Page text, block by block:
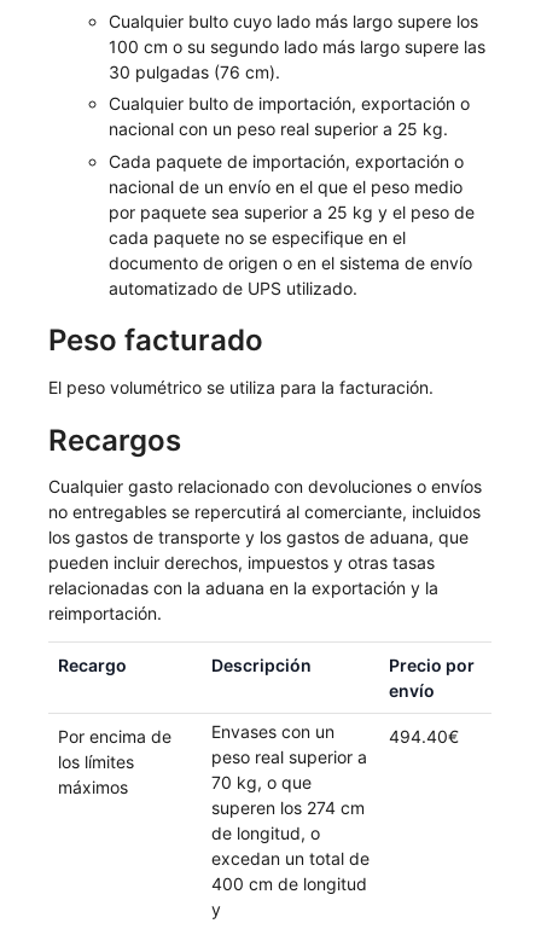
Cualquier bulto cuyo lado más largo supere los
100 cm o su segundo lado más largo supere las
30 pulgadas (76 cm).
Cualquier bulto de importación, exportación o
nacional con un peso real superior a 25 kg.
Cada paquete de importación, exportación o
nacional de un envío en el que el peso medio
por paquete sea superior a 25 kg y el peso de
cada paquete no se especifique en el
documento de origen o en el sistema de envío
automatizado de UPS utilizado.
Peso facturado
El peso volumétrico se utiliza para la facturación.
Recargos
Cualquier gasto relacionado con devoluciones o envíos
no entregables se repercutirá al comerciante, incluidos
los gastos de transporte y los gastos de aduana, que
pueden incluir derechos, impuestos y otras tasas
relacionadas con la aduana en la exportación y la
reimportación.
Recargo Descripción
Precio por
envío
Por encima de
los límites
máximos
Envases con un
peso real superior a
70 kg, o que
superen los 274 cm
de longitud, o
excedan un total de
400 cm de longitud
y
494.40€